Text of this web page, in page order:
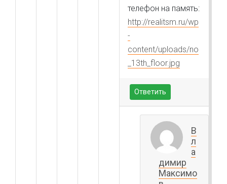
телефон на память:
http://realitsm.ru/wp
-
content/uploads/no
_13th_floor.jpg
Ответить
В
л
а
димир
Максимо